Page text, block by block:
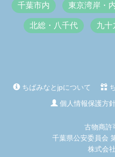
千葉市内 東京湾岸・
北総・八千代 九十
ちばみなとjpについて
個人情報保護方
古物商許
千葉県公安委員会
株式会